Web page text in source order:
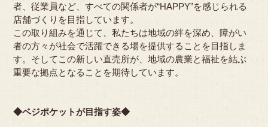
者、従業員など、すべての関係者が“HAPPY”を感じられる
店舗づくりを目指しています。
この取り組みを通じて、私たちは地域の絆を深め、障がい
者の方々が社会で活躍できる場を提供することを目指しま
す。そしてこの新しい直売所が、地域の農業と福祉を結ぶ
重要な拠点となることを期待しています。
◆ベジポケットが目指す姿◆